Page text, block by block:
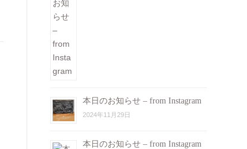
本日のお知らせ – from Instagram
2024年11月29日
本日のお知らせ – from Instagram